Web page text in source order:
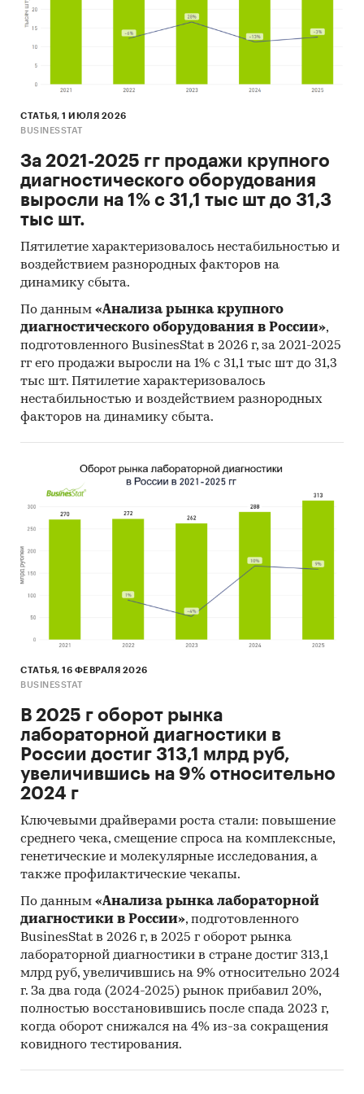
В 2020 г структура рынка сменилась в сторону
роста сегмента ОМС, поскольку масштабное
В результате, доля сектора ОМС на рынке
лабораторной диагностики Санкт-Петербурга
по итогам 2020 г возросла до 66% (23,4 млн).
Остальные 34% (11,9 млн) анализов были
исследованы на коммерческой основе.
«Анализ рынка лабораторной диагностики
в Санкт-Петербурге в 2016-2020 гг, прогноз
на 2021-2025 гг»включает важнейшие данные,
необходимые для понимания текущей
конъюнктуры рынка и оценки перспектив его
Заболеваемость населения
Статистика учреждений и персонала
лабораторной диагностики
Объем и оборот рынка
лабораторных услуг
Финансово-инвестиционные показатели
В обзоре информация детализирована по
секторам рынка:
Коммерческий
Дополнительно представлена информация
о количестве, стоимости и средней цене
исследований, направленных на выявление
коронавируса.
Приведены финансовые рейтинги
крупнейших предприятий лабораторной
диагностики, зарегистрированных в Санкт-
Петербурге:
Биотехмед, Биотехсервис, Гемотест Ленинград,
Глобус Мед, Инвитро СПб, КБС, Лаборатория
«Медлаб», Лаборатория иммунобиологических
исследований, Лабстори, Лабтест, Меди Лаб,
Медицинская компания «Лабстори», Научно-
Производственная фирма «Хеликс»,
Национальный центр клинической
морфологической диагностики, Северо-
Западный центр доказательной медицины,
Ситилаб, Хеликс 77, Хеликс Норд-Вест, Хеликс
Приморский, Эксплана.
Рейтинги построены по отдельным
СТАТЬЯ, 1 ИЮЛЯ 2026
BUSINESSTAT
За 2021-2025 гг продажи крупного
диагностического оборудования
выросли на 1% с 31,1 тыс шт до 31,3
тыс шт.
Пятилетие характеризовалось нестабильностью и
воздействием разнородных факторов на
динамику сбыта.
По данным «Анализа рынка крупного
диагностического оборудования в России»,
подготовленного BusinesStat в 2026 г, за 2021-2025
гг его продажи выросли на 1% с 31,1 тыс шт до 31,3
тыс шт. Пятилетие характеризовалось
нестабильностью и воздействием разнородных
факторов на динамику сбыта.
СТАТЬЯ, 16 ФЕВРАЛЯ 2026
BUSINESSTAT
В 2025 г оборот рынка
лабораторной диагностики в
России достиг 313,1 млрд руб,
увеличившись на 9% относительно
2024 г
Ключевыми драйверами роста стали: повышение
среднего чека, смещение спроса на комплексные,
генетические и молекулярные исследования, а
также профилактические чекапы.
По данным «Анализа рынка лабораторной
диагностики в России», подготовленного
BusinesStat в 2026 г, в 2025 г оборот рынка
лабораторной диагностики в стране достиг 313,1
млрд руб, увеличившись на 9% относительно 2024
г. За два года (2024-2025) рынок прибавил 20%,
полностью восстановившись после спада 2023 г,
когда оборот снижался на 4% из-за сокращения
ковидного тестирования.